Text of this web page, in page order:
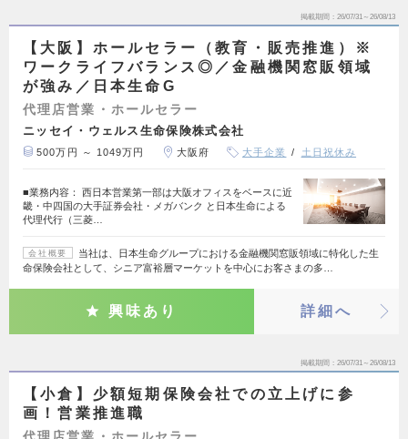
掲載期間 26/07/31～26/08/13
【大阪】ホールセラー（教育・販売推進）※
ワークライフバランス◎／金融機関窓販領域
が強み／日本生命G
代理店営業・ホールセラー
ニッセイ・ウェルス生命保険株式会社
500万円 ～ 1049万円 大阪府 大手企業 土日祝休み
■業務内容： 西日本営業第一部は大阪オフィスをベースに近
畿・中四国の大手証券会社・メガバンク と日本生命による
代理代行（三菱…
会社概要
当社は、日本生命グループにおける金融機関窓販領域に特化した生
命保険会社として、シニア富裕層マーケットを中心にお客さまの多…
興味あり 詳細へ
掲載期間 26/07/31～26/08/13
【小倉】少額短期保険会社での立上げに参
画！営業推進職
代理店営業・ホールセラー